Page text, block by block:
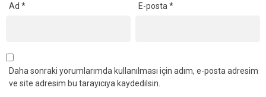
Ad * E-posta*
Daha sonraki yorumlarımda kullanılması için adım, e-posta adresim
ve site adresim bu tarayıcıya kaydedilsin.